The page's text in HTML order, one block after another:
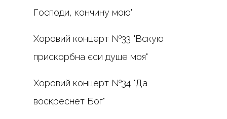
Господи, кончину мою"
Хоровий концерт №33 "Вскую
прискорбна єси душе моя"
Хоровий концерт №34 "Да
воскреснет Бог"